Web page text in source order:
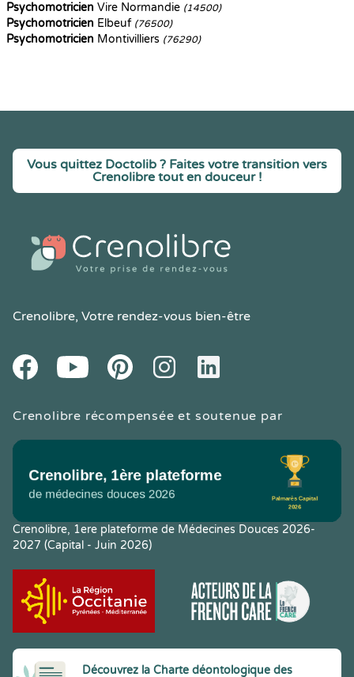
Psychomotricien Vire Normandie (14500)
Psychomotricien Elbeuf (76500)
Psychomotricien Montivilliers (76290)
Vous quittez Doctolib ? Faites votre transition vers
Crenolibre tout en douceur !
Crenolibre, Votre rendez-vous bien-être
FacebookYoutube PinteresetInstagramLinkedIn
Crenolibre récompensée et soutenue par
Crenolibre, 1ere plateforme de Médecines Douces 2026-
2027 (Capital - Juin 2026)
Découvrez la Charte déontologique des